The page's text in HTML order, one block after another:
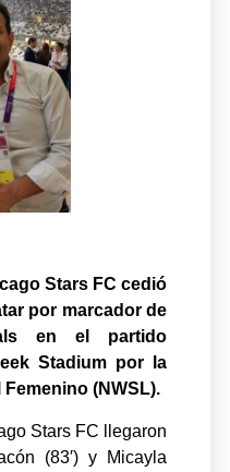
Stars FC cedió
por marcador de
en el partido
Stadium por la
(NWSL).
Stars FC llegaron
(83′) y Micayla